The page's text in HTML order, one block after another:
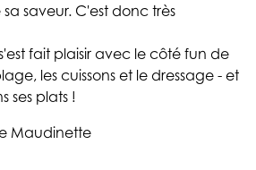
saveur. C'est donc très
fait plaisir avec le côté fun de
les cuissons et le dressage - et
ses plats !
Maudinette